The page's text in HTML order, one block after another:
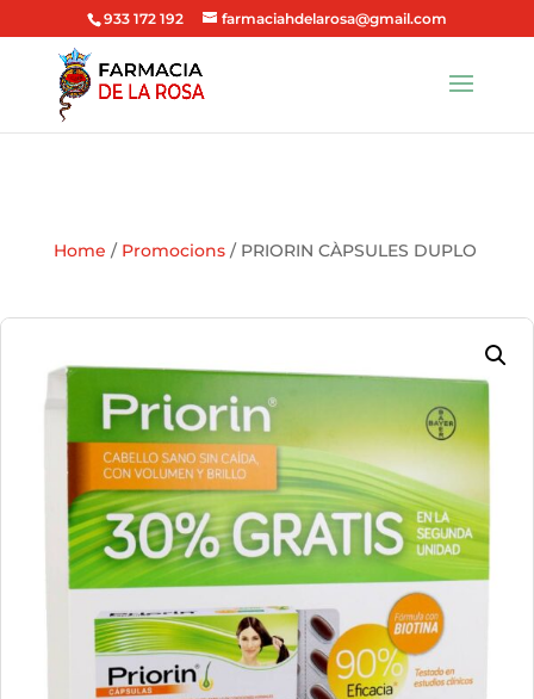
933 172 192 farmaciahdelarosa@gmail.com
Home / Promocions/ PRIORIN CÀPSULES DUPLO